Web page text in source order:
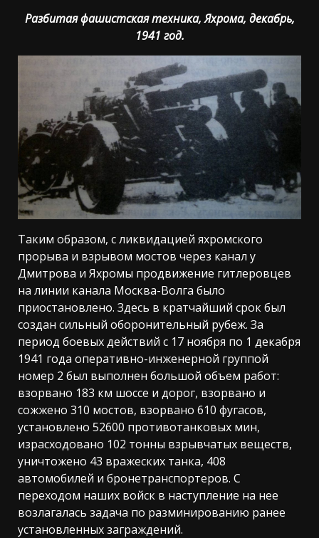
Разбитая фашистская техника, Яхрома, декабрь,
1941 год.
Таким образом, с ликвидацией яхромского
прорыва и взрывом мостов через канал у
Дмитрова и Яхромы продвижение гитлеровцев
на линии канала Москва-Волга было
приостановлено. Здесь в кратчайший срок был
создан сильный оборонительный рубеж. За
период боевых действий с 17 ноября по 1 декабря
1941 года оперативно-инженерной группой
номер 2 был выполнен большой объем работ:
взорвано 183 км шоссе и дорог, взорвано и
сожжено 310 мостов, взорвано 610 фугасов,
установлено 52600 противотанковых мин,
израсходовано 102 тонны взрывчатых веществ,
уничтожено 43 вражеских танка, 408
автомобилей и бронетранспортеров. С
переходом наших войск в наступление на нее
возлагалась задача по разминированию ранее
установленных заграждений.